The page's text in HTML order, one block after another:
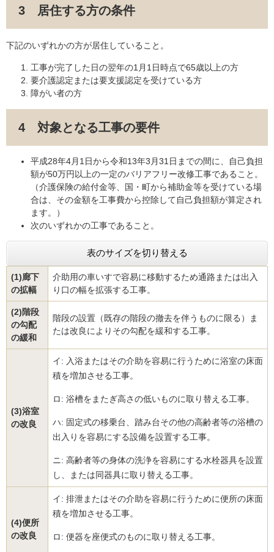
3 居住する方の条件
下記のいずれかの方が居住していること。
工事が完了した日の翌年の1月1日時点で65歳以上の方
要介護認定または要支援認定を受けている方
障がい者の方
4 対象となる工事の要件
平成28年4月1日から令和13年3月31日までの間に、自己負担
額が50万円以上の一定のバリアフリー改修工事であること。
（介護保険の給付金等、国・町から補助金等を受けている場
合は、その金額を工事費から控除して自己負担額が算定され
ます。）
次のいずれかの工事であること。
表のサイズを切り替える
(1)廊下
の拡幅
介助用の車いすで容易に移動するため通路または出入
り口の幅を拡張する工事。
(2)階段
の勾配
の緩和
階段の設置（既存の階段の撤去を伴うものに限る）ま
たは改良によりその勾配を緩和する工事。
(3)浴室
の改良
イ: 入浴またはその介助を容易に行うために浴室の床面
積を増加させる工事。
ロ: 浴槽をまたぎ高さの低いものに取り替える工事。
ハ: 固定式の移乗台、踏み台その他の高齢者等の浴槽の
出入りを容易にする設備を設置する工事。
ニ: 高齢者等の身体の洗浄を容易にする水栓器具を設置
し、または同器具に取り替える工事。
(4)便所
の改良
イ: 排泄またはその介助を容易に行うために便所の床面
積を増加させる工事。
ロ: 便器を座便式のものに取り替える工事。